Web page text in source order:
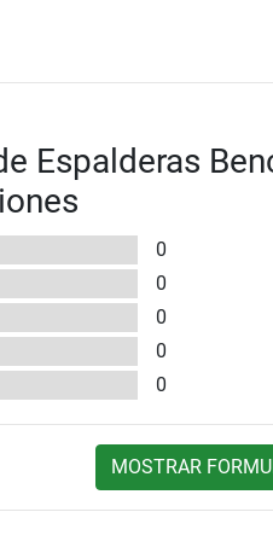
Espalderas
0
0
0
0
0
MOSTRAR